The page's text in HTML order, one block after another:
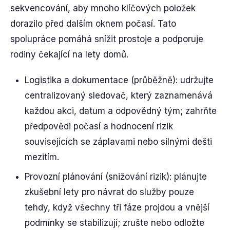
sekvencování, aby mnoho klíčových položek
dorazilo před dalším oknem počasí. Tato
spolupráce pomáhá snížit prostoje a podporuje
rodiny čekající na lety domů.
Logistika a dokumentace (průběžně): udržujte
centralizovaný sledovač, který zaznamenává
každou akci, datum a odpovědný tým; zahrňte
předpovědi počasí a hodnocení rizik
souvisejících se záplavami nebo silnými dešti
mezitím.
Provozní plánování (snižování rizik): plánujte
zkušební lety pro návrat do služby pouze
tehdy, když všechny tři fáze projdou a vnější
podmínky se stabilizují; zrušte nebo odložte